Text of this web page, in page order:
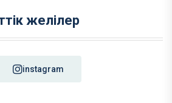
желілер
instagram